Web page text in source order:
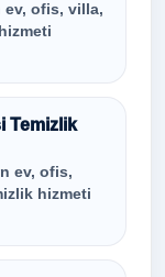
ev, ofis, villa,
Temizlik
ev, ofis,
hizmeti